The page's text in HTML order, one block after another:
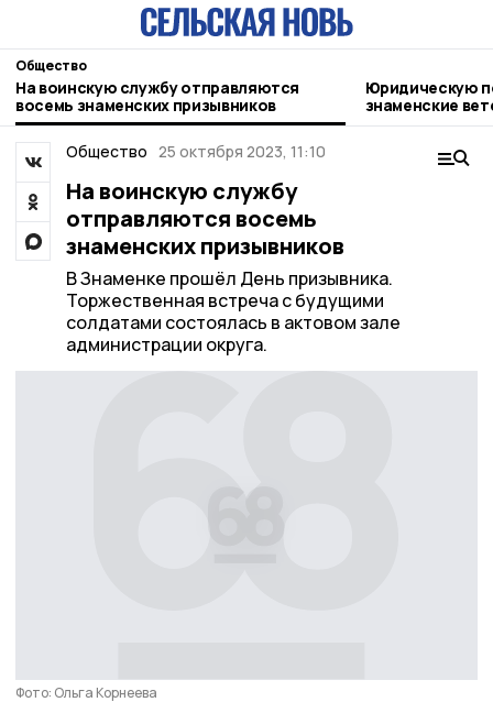
Общество
На воинскую службу отправляются
восемь знаменских призывников
Юридическую
знаменские
Общество 25 октября 2023, 11:10
На воинскую службу
отправляются восемь
знаменских призывников
В Знаменке прошёл День призывника.
Торжественная встреча с будущими
солдатами состоялась в актовом зале
администрации округа.
Фото: Ольга Корнеева